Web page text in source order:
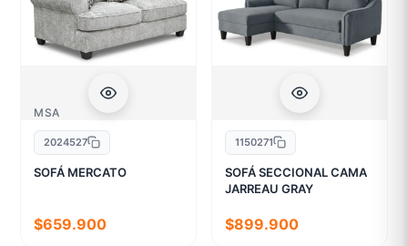
MSA
2024527
SOFÁ MERCATO
$659.900
1150271
SOFÁ SECCIONAL CAMA
JARREAU GRAY
$899.900